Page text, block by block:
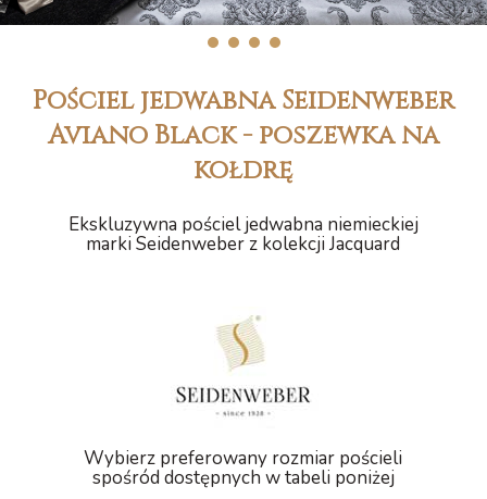
1 2 3 4
Pościel jedwabna Seidenweber
Aviano Black - poszewka na
kołdrę
Ekskluzywna pościel jedwabna niemieckiej
marki Seidenweber z kolekcji Jacquard
Wybierz preferowany rozmiar pościeli
spośród dostępnych w tabeli poniżej